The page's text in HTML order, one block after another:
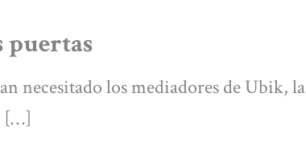
necesitado los mediadores de Ubik, la
[…]